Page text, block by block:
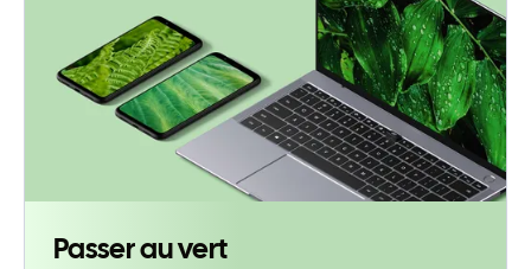
Passer au vert